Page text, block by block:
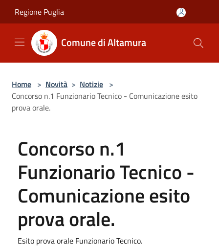
Regione Puglia
Comune di Altamura
Home > Novità > Notizie >
Concorso n.1 Funzionario Tecnico - Comunicazione esito
prova orale.
Concorso n.1
Funzionario Tecnico -
Comunicazione esito
prova orale.
Esito prova orale Funzionario Tecnico.